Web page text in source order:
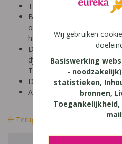
Tool: van ons
Besproken Leeftijd:
onderwijs (12-14 jaar),
hoger onderwijs (18-24 jaar)
Diagnose: ADHD, ADD,
dyscalculie, dyslexie,
Tourette, dysfasie,
Domein: leren studeren,
Aard: praktisch
Terug naar bibliotheek
Wij gebruiken
Basiswerking
-
statistieken,
bronnen,
mail